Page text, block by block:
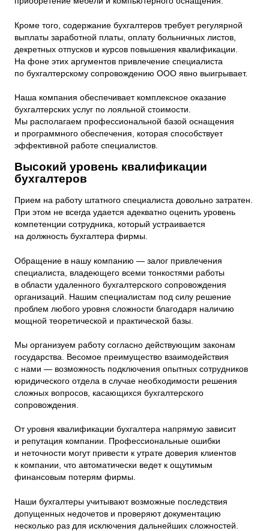
Кроме того, содержание бухгалтеров требует регулярной
выплаты заработной платы, оплату больничных листов,
декретных отпусков и курсов повышения квалификации.
На фоне этих аргументов привлечение специалиста
по бухгалтерскому сопровождению ООО явно выигрывает.
Наша компания обеспечивает комплексное оказание
бухгалтерских услуг по лояльной стоимости.
Мы располагаем профессиональной базой оснащения
и программного обеспечения, которая способствует
эффективной работе специалистов.
Высокий уровень квалификации
бухгалтеров
Прием на работу штатного специалиста довольно затратен.
При этом не всегда удается адекватно оценить уровень
компетенции сотрудника, который устраивается
на должность бухгалтера фирмы.
Обращение в нашу компанию — залог привлечения
специалиста, владеющего всеми тонкостями работы
в области удаленного бухгалтерского сопровождения
организаций. Нашим специалистам под силу решение
проблем любого уровня сложности благодаря наличию
мощной теоретической и практической базы.
Мы организуем работу согласно действующим законам
государства. Весомое преимущество взаимодействия
с нами — возможность подключения опытных сотрудников
юридического отдела в случае необходимости решения
сложных вопросов, касающихся бухгалтерского
сопровождения.
От уровня квалификации бухгалтера напрямую зависит
и репутация компании. Профессиональные ошибки
и неточности могут привести к утрате доверия клиентов
к компании, что автоматически ведет к ощутимым
финансовым потерям фирмы.
Наши бухгалтеры учитывают возможные последствия
допущенных недочетов и проверяют документацию
несколько раз для исключения дальнейших сложностей.